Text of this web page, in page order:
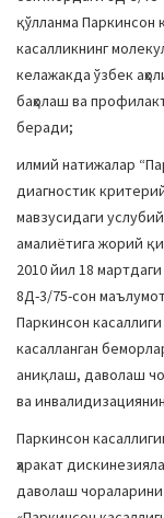
қўлланма Паркинсон
касалликнинг
келажакда ўзбек
баҳолаш ва
беради;
илмий натижалар
диагностик
мавзусидаги
амалиётига жорий
2010 йил 18
8Д-3/75-сон
Паркинсон
касалланган
аниқлаш, даволаш
ва
Паркинсон
ҳаракат
даволаш